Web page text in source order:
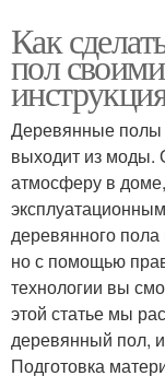
Как
пол
Деревянные полы
выходит из моды.
атмосферу в
деревянного
но с помощью
технологии вы
этой статье мы
деревянный пол,
Подготовка